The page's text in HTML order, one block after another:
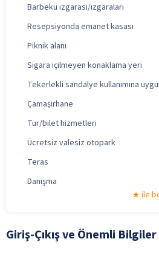
Barbekü ızgarası/ızgaraları
Resepsiyonda emanet kasası
Piknik alanı
Sigara içilmeyen konaklama yeri
Tekerlekli sandalye kullanımına
Çamaşırhane
Tur/bilet hizmetleri
Ücretsiz valesiz otopark
Teras
Danışma
ile
Giriş-Çıkış ve Önemli Bilgiler